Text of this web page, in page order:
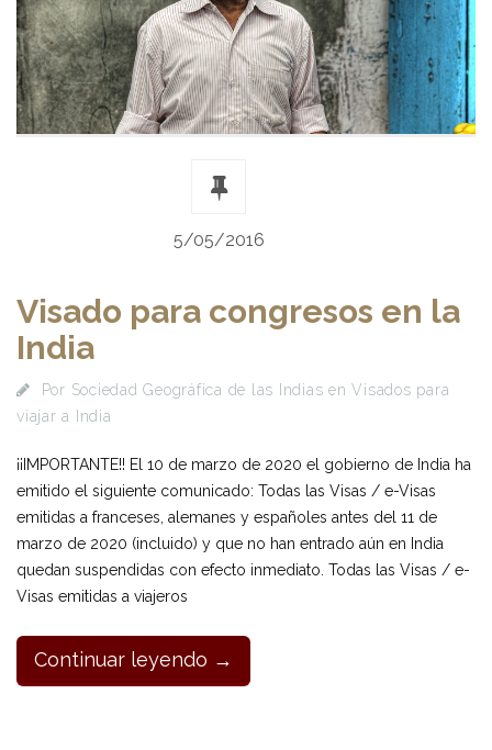
5/05/2016
Visado para congresos en la
India
Por Sociedad Geográfica de las Indias enVisados para
viajar a India
¡¡IMPORTANTE!! El 10 de marzo de 2020 el gobierno de India ha
emitido el siguiente comunicado: Todas las Visas / e-Visas
emitidas a franceses, alemanes y españoles antes del 11 de
marzo de 2020 (incluido) y que no han entrado aún en India
quedan suspendidas con efecto inmediato. Todas las Visas / e-
Visas emitidas a viajeros
Continuar leyendo →